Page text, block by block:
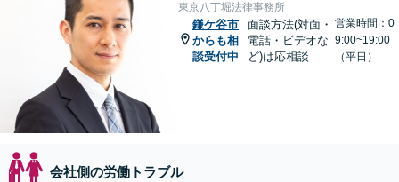
東京八丁堀法律事務所
鎌ケ谷市
からも相
談受付中
面談方法(対面・
電話・ビデオな
ど)は応相談
営業時間：0
9:00~19:00
（平日）
会社側の労働トラブル